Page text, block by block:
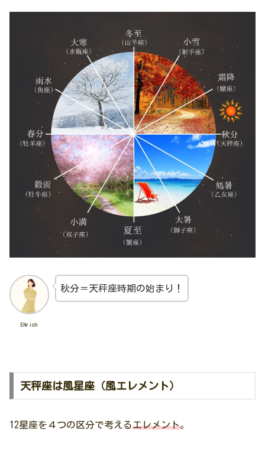
ENrich
秋分＝天秤座時期の始まり！
天秤座は風星座（風エレメント）
12星座を４つの区分で考えるエレメント。